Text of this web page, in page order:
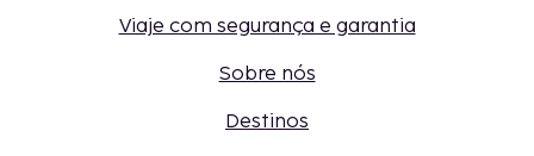
Viaje com segurança e garantia
Sobre nós
Destinos